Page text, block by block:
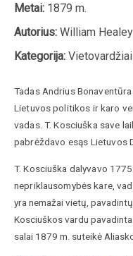
Metai: 1879 m.
Autorius: William
Kategorija: Vietovardžiai
Tadas Andrius Bonaventūra
Lietuvos politikos ir karo
vadas. T.Kosciuška save
pabrėždavo esąs Lietuvos
T. Kosciuška dalyvavo
nepriklausomybės kare,
yra nemažai vietų,
Kosciuškos vardu
salai 1879 m. suteikė